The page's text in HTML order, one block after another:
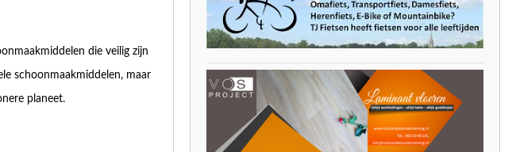
die veilig zijn
schoonmaakmiddelen, maar
planeet.